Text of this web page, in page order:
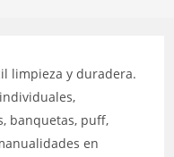
limpieza y duradera.
banquetas, puff,
en